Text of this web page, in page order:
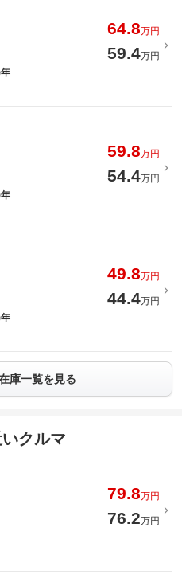
64.8万円
59.4万円
59.8万円
54.4万円
49.8万円
44.4万円
庫一覧を見る
クルマ
79.8万円
76.2万円